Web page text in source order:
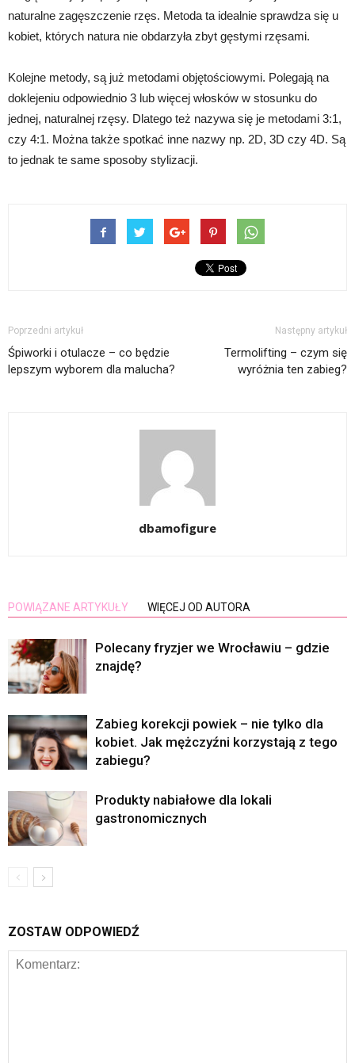
naturalne zagęszczenie rzęs. Metoda ta idealnie sprawdza się u
kobiet, których natura nie obdarzyła zbyt gęstymi rzęsami.
Kolejne metody, są już metodami objętościowymi. Polegają na
doklejeniu odpowiednio 3 lub więcej włosków w stosunku do
jednej, naturalnej rzęsy. Dlatego też nazywa się je metodami 3:1,
czy 4:1. Można także spotkać inne nazwy np. 2D, 3D czy 4D. Są
to jednak te same sposoby stylizacji.
Poprzedni artykuł
Śpiworki i otulacze – co będzie
lepszym wyborem dla malucha?
Następny artykuł
Termolifting – czym się
wyróżnia ten zabieg?
dbamofigure
POWIĄZANE ARTYKUŁY WIĘCEJ OD AUTORA
Polecany fryzjer we Wrocławiu – gdzie
znajdę?
Zabieg korekcji powiek – nie tylko dla
kobiet. Jak mężczyźni korzystają z tego
zabiegu?
Produkty nabiałowe dla lokali
gastronomicznych
ZOSTAW ODPOWIEDŹ